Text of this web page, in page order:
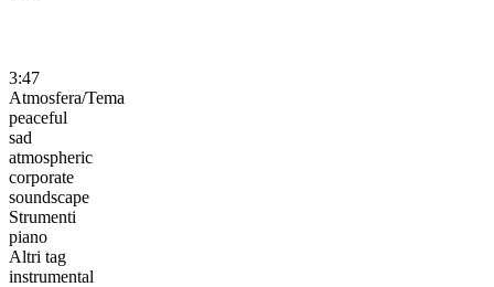
3:47
Atmosfera/Tema
peaceful
sad
atmospheric
corporate
soundscape
Strumenti
piano
Altri tag
instrumental